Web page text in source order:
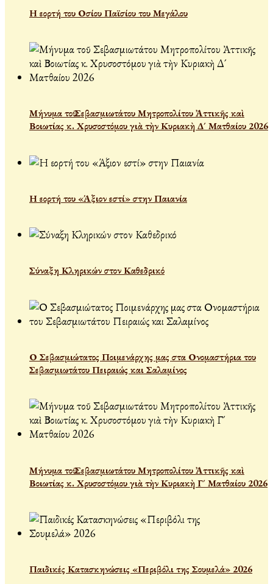
Η εορτή του Οσίου Παϊσίου του Μεγάλου
Μήνυμα τοῦ Σεβασμιωτάτου Μητροπολίτου Ἀττικῆς καὶ
Βοιωτίας κ. Χρυσοστόμου γιὰ τὴν Κυριακὴ Δ´ Ματθαίου 2026
Η εορτή του «Άξιον εστί» στην Παιανία
Σύναξη Κληρικών στον Καθεδρικό
Ο Σεβασμιώτατος Ποιμενάρχης μας στα Ονομαστήρια του
Σεβασμιωτάτου Πειραιώς και Σαλαμίνος
Μήνυμα τοῦ Σεβασμιωτάτου Μητροπολίτου Ἀττικῆς καὶ
Βοιωτίας κ. Χρυσοστόμου γιὰ τὴν Κυριακὴ Γ´ Ματθαίου 2026
Παιδικές Κατασκηνώσεις «Περιβόλι της Σουμελά» 2026